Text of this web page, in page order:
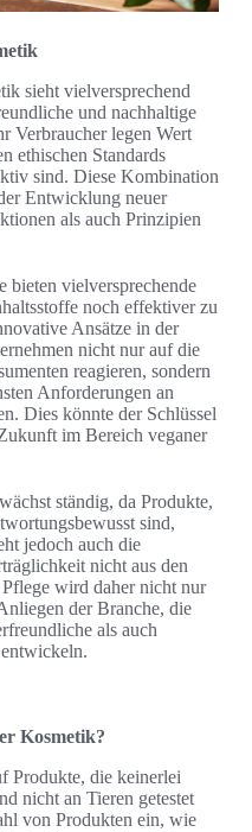
sieht vielversprechend
und nachhaltige
Verbraucher legen Wert
ethischen Standards
sind. Diese Kombination
Entwicklung neuer
als auch Prinzipien
bieten vielversprechende
noch effektiver zu
Ansätze in der
nicht nur auf die
reagieren, sondern
Anforderungen an
Dies könnte der Schlüssel
im Bereich veganer
ständig, da Produkte,
sind,
jedoch auch die
nicht aus den
wird daher nicht nur
der Branche, die
als auch
Kosmetik?
Produkte, die keinerlei
nicht an Tieren getestet
von Produkten ein, wie